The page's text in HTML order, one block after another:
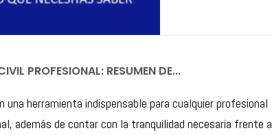
PROFESIONAL: RESUMEN DE...
herramienta indispensable para cualquier profesional
además de contar con la tranquilidad necesaria frente a